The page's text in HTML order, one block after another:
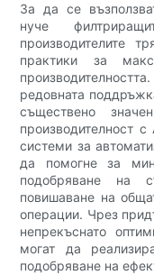
За да се
нуче
производителите
практики за
редовната
съществено
производителност
системи за
да помогне за
подобряване на
повишаване на
операции. Чрез
непрекъснато
могат да
подобряване на